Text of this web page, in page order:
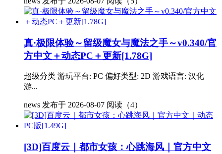
真·极限体验～留级魔女与魔法之手～v0.340/官
方中文＋动态PC＋更新[1.78G]
超级分类 游玩平台: PC 偏好类型: 2D 游戏语言: 汉化
游...
news 发布于 2026-08-07 阅读（4）
[3D]百度云｜都市女孩：心跳海风｜官方中文